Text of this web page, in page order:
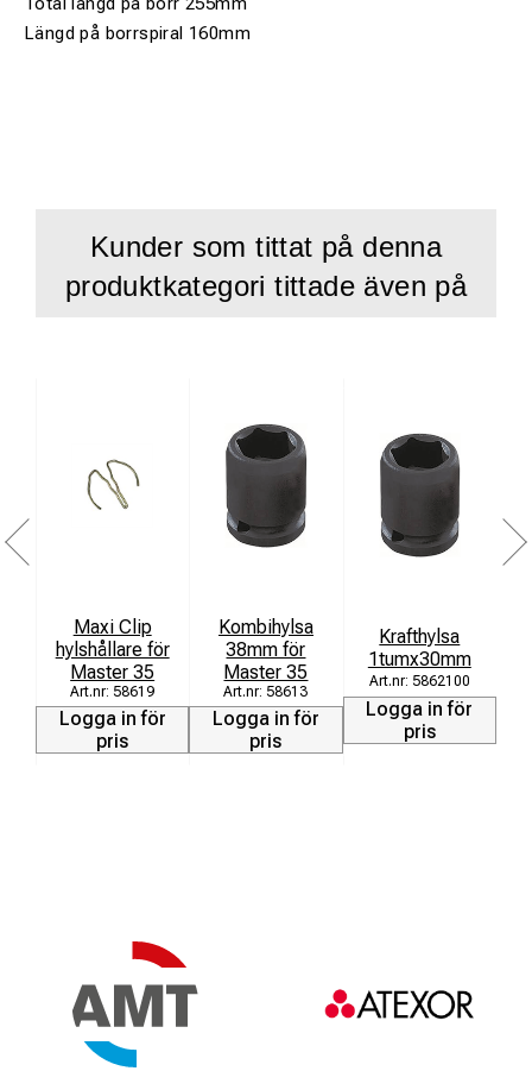
Längd på borrspiral 160mm
Kunder som tittat på denna
produktkategori tittade även på
Maxi Clip
hylshållare för
Master 35
58619
Logga in för
pris
Kombihylsa
38mm för
Master 35
58613
Logga in för
pris
Krafthylsa
1tumx30mm
5862100
Logga in för
pris